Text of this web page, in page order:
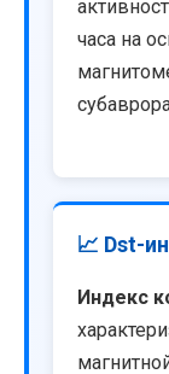
часа на
📈 Dst-
Индекс